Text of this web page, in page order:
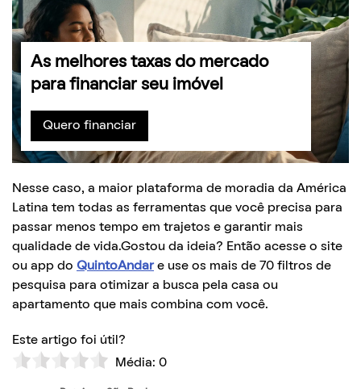
As melhores taxas do mercado
para financiar seu imóvel
Quero financiar
Nesse caso, a maior plataforma de moradia da América
Latina tem todas as ferramentas que você precisa para
passar menos tempo em trajetos e garantir mais
qualidade de vida.Gostou da ideia? Então acesse o site
ou app do QuintoAndare use os mais de 70 filtros de
pesquisa para otimizar a busca pela casa ou
apartamento que mais combina com você.
Este artigo foi útil?
Média: 0